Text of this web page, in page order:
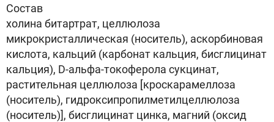
Состав
холина битартрат, целлюлоза
микрокристаллическая (носитель), аскорбиновая
кислота, кальций (карбонат кальция, бисглицинат
кальция), D-альфа-токоферола сукцинат,
растительная целлюлоза [кроскарамеллоза
(носитель), гидроксипропилметилцеллюлоза
(носитель)], бисглицинат цинка, магний (оксид